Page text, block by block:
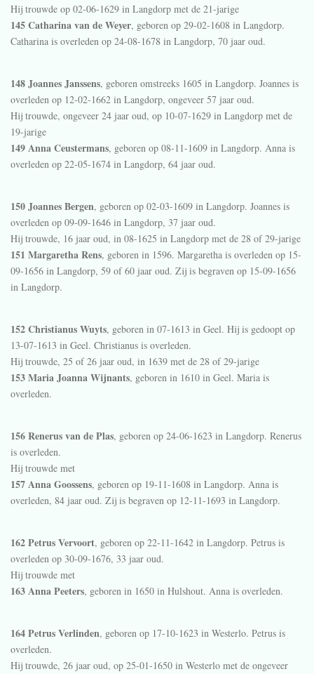
Hij trouwde op 02-06-1629 in Langdorp met de 21-jarige
145 Catharina van de Weyer, geboren op 29-02-1608 in Langdorp.
Catharina is overleden op 24-08-1678 in Langdorp, 70 jaar oud.
148 Joannes Janssens, geboren omstreeks 1605 in Langdorp. Joannes is
overleden op 12-02-1662 in Langdorp, ongeveer 57 jaar oud.
Hij trouwde, ongeveer 24 jaar oud, op 10-07-1629 in Langdorp met de
19-jarige
149 Anna Ceustermans, geboren op 08-11-1609 in Langdorp. Anna is
overleden op 22-05-1674 in Langdorp, 64 jaar oud.
150 Joannes Bergen, geboren op 02-03-1609 in Langdorp. Joannes is
overleden op 09-09-1646 in Langdorp, 37 jaar oud.
Hij trouwde, 16 jaar oud, in 08-1625 in Langdorp met de 28 of 29-jarige
151 Margaretha Rens, geboren in 1596. Margaretha is overleden op 15-
09-1656 in Langdorp, 59 of 60 jaar oud. Zij is begraven op 15-09-1656
in Langdorp.
152 Christianus Wuyts, geboren in 07-1613 in Geel. Hij is gedoopt op
13-07-1613 in Geel. Christianus is overleden.
Hij trouwde, 25 of 26 jaar oud, in 1639 met de 28 of 29-jarige
153 Maria Joanna Wijnants, geboren in 1610 in Geel. Maria is
overleden.
156 Renerus van de Plas, geboren op 24-06-1623 in Langdorp. Renerus
is overleden.
Hij trouwde met
157 Anna Goossens, geboren op 19-11-1608 in Langdorp. Anna is
overleden, 84 jaar oud. Zij is begraven op 12-11-1693 in Langdorp.
162 Petrus Vervoort, geboren op 22-11-1642 in Langdorp. Petrus is
overleden op 30-09-1676, 33 jaar oud.
Hij trouwde met
163 Anna Peeters, geboren in 1650 in Hulshout. Anna is overleden.
164 Petrus Verlinden, geboren op 17-10-1623 in Westerlo. Petrus is
overleden.
Hij trouwde, 26 jaar oud, op 25-01-1650 in Westerlo met de ongeveer